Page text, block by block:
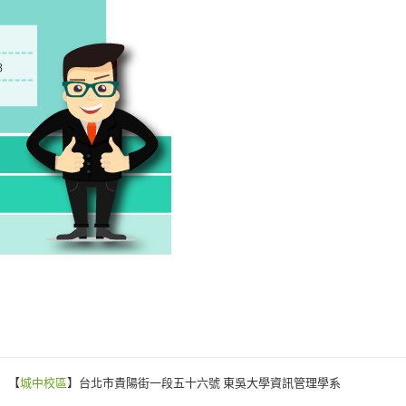
【城中校區】台北市貴陽街一段五十六號 東吳大學資訊管理學系